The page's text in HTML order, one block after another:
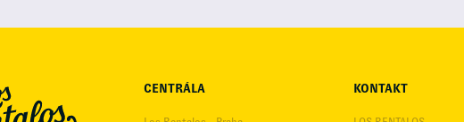
CENTRÁLA KONTAKT